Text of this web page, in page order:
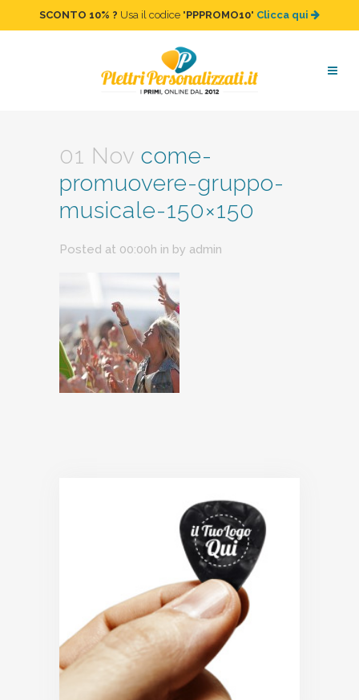
SCONTO 10% ? Usa il codice "PPPROMO10" Clicca qui
come-promuovere-gruppo-
musicale-150×150
01 Nov come-
promuovere-gruppo-
musicale-150×150
Posted at 00:00h in by admin